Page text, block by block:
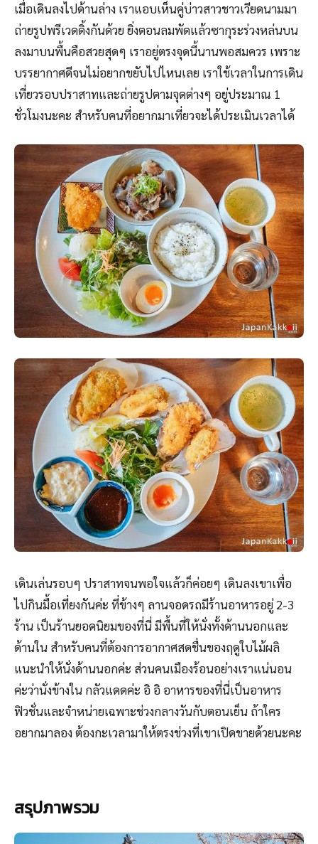
เมื่อเดินลงไปด้านล่าง เราแอบเห็นคู่บ่าวสาวชาวเวียดนามมา
ถ่ายรูปพรีเวดดิ้งกันด้วย ยิ่งตอนลมพัดแล้วซากุระร่วงหล่นบน
ลงมาบนพื้นคือสวยสุดๆ เราอยู่ตรงจุดนี้นานพอสมควร เพราะ
บรรยากาศดีจนไม่อยากขยับไปไหนเลย เราใช้เวลาในการเดิน
เที่ยวรอบปราสาทและถ่ายรูปตามจุดต่างๆ อยู่ประมาณ 1
ชั่วโมงนะคะ สำหรับคนที่อยากมาเที่ยวจะได้ประเมินเวลาได้
เดินเล่นรอบๆ ปราสาทจนพอใจแล้วก็ค่อยๆ เดินลงเขาเพื่อ
ไปกินมื้อเที่ยงกันค่ะ ที่ข้างๆ ลานจอดรถมีร้านอาหารอยู่ 2-3
ร้าน เป็นร้านยอดนิยมของที่นี่ มีพื้นที่ให้นั่งทั้งด้านนอกและ
ด้านใน สำหรับคนที่ต้องการอากาศสดชื่นของฤดูใบไม้ผลิ
แนะนำให้นั่งด้านนอกค่ะ ส่วนคนเมืองร้อนอย่างเราแน่นอน
ค่ะว่านั่งข้างใน กลัวแดดค่ะ อิ อิ อาหารของที่นี่เป็นอาหาร
ฟิวชั่นและจำหน่ายเฉพาะช่วงกลางวันกับตอนเย็น ถ้าใคร
อยากมาลอง ต้องกะเวลามาให้ตรงช่วงที่เขาเปิดขายด้วยนะคะ
สรุปภาพรวม